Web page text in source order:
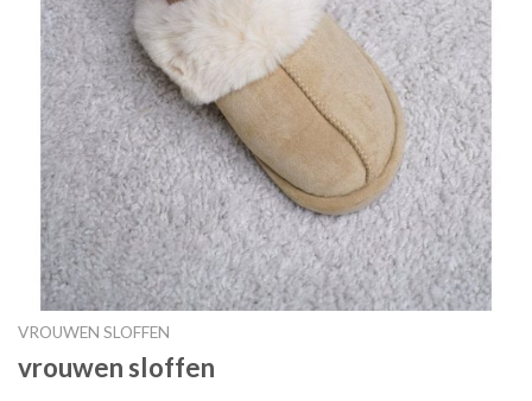
VROUWEN SLOFFEN
vrouwen sloffen